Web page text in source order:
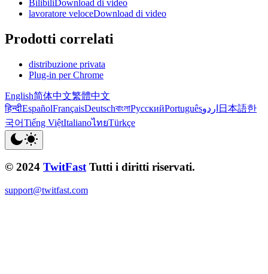
BilibiliDownload di video
lavoratore veloceDownload di video
Prodotti correlati
distribuzione privata
Plug-in per Chrome
English简体中文繁體中文
हिन्दीEspañolFrançaisDeutschবাংলাРусскийPortuguêsاردو 日本語한
국어Tiếng ViệtItalianoไทยTürkçe
© 2024 TwitFast Tutti i diritti riservati.
support@twitfast.com